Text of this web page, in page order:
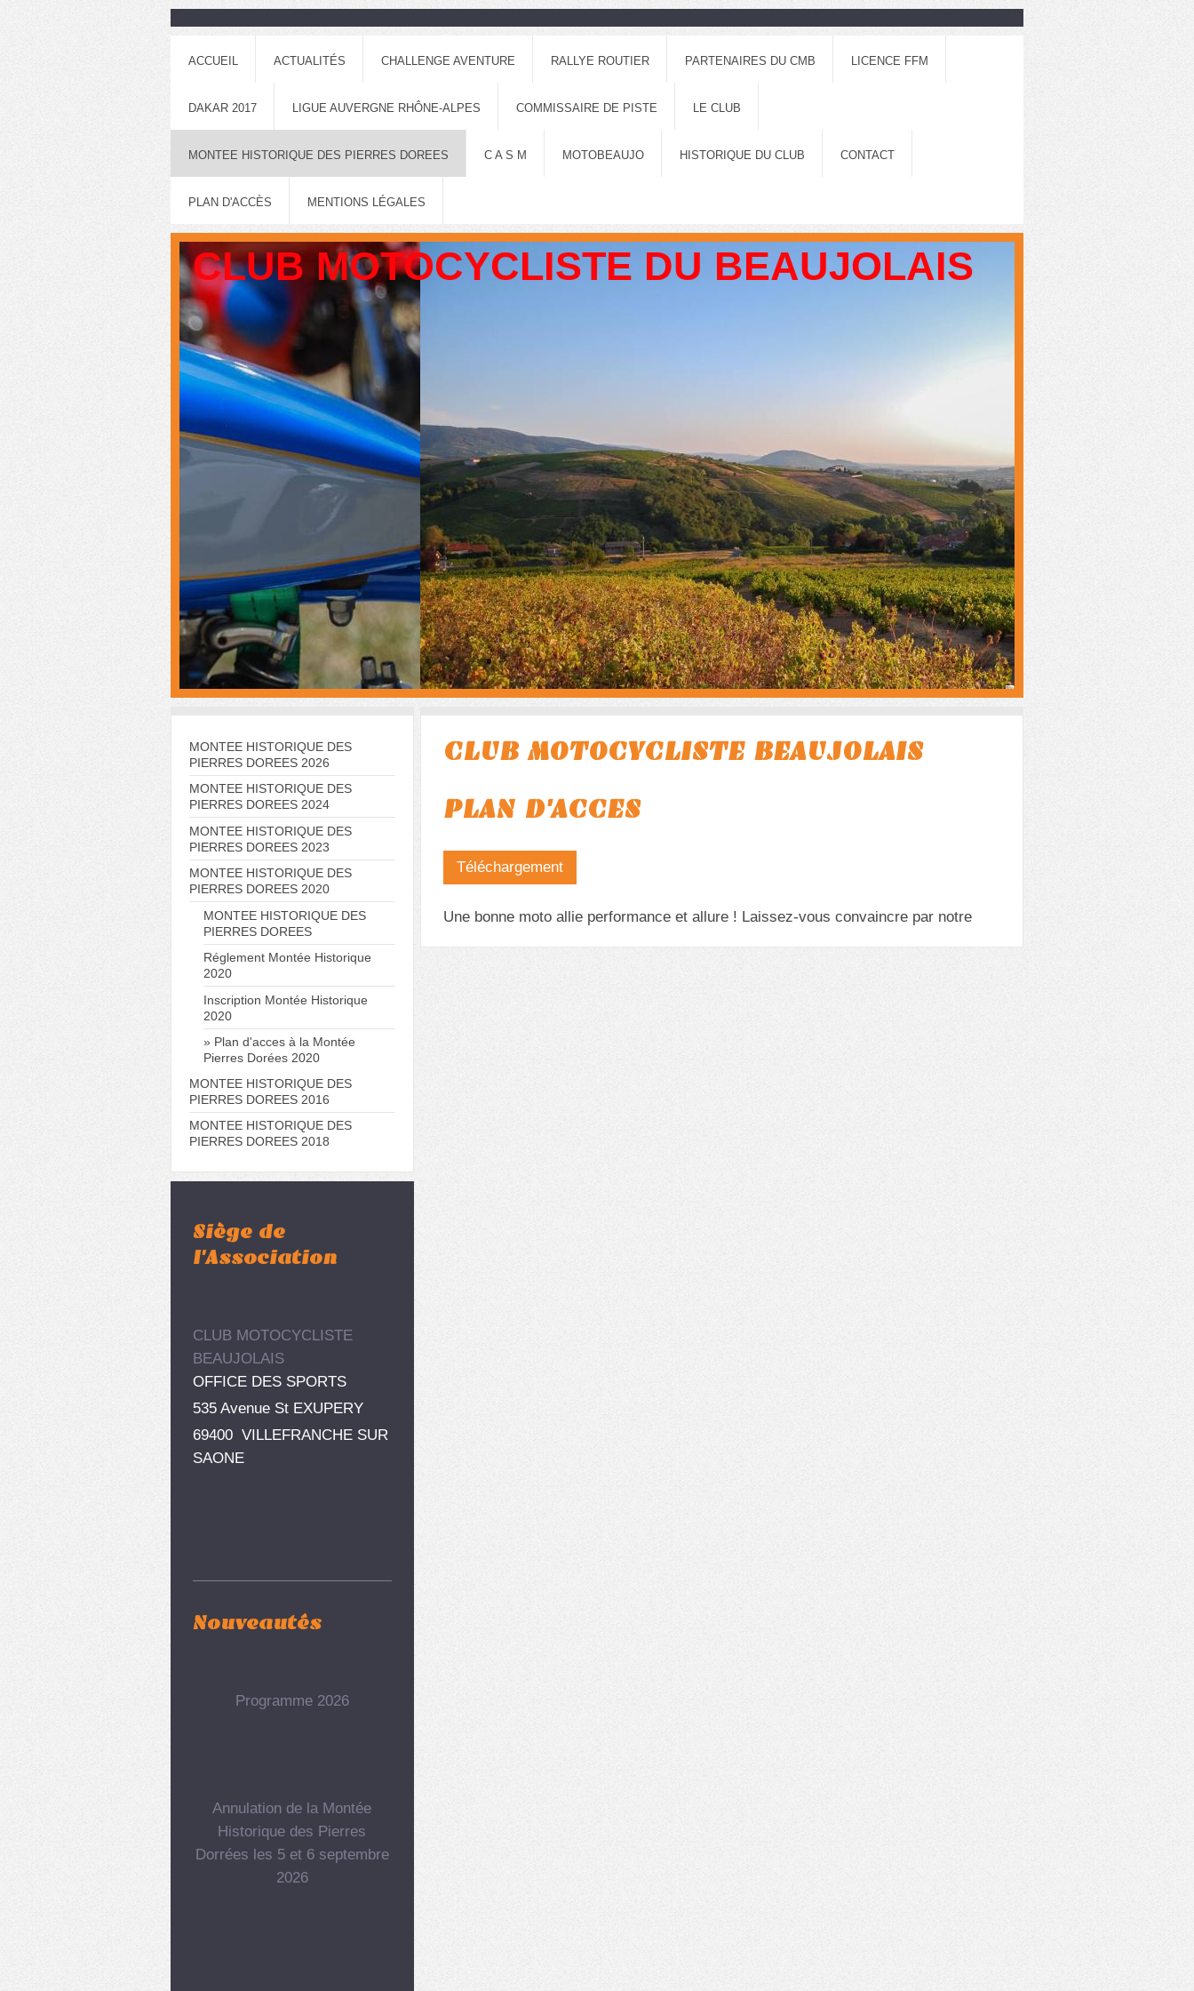
ACCUEIL ACTUALITÉS CHALLENGE AVENTURE RALLYE ROUTIER PARTENAIRES DU CMB LICENCE FFM
DAKAR 2017 LIGUE AUVERGNE RHÔNE-ALPES COMMISSAIRE DE PISTE LE CLUB
MONTEE HISTORIQUE DES PIERRES DOREES C A S M MOTOBEAUJO HISTORIQUE DU CLUB CONTACT
PLAN D'ACCÈS MENTIONS LÉGALES
CLUB MOTOCYCLISTE DU BEAUJOLAIS
CLUB MOTOCYCLISTE BEAUJOLAIS
PLAN D'ACCES
Téléchargement
Une bonne moto allie performance et allure ! Laissez-vous convaincre par notre
MONTEE HISTORIQUE DES
PIERRES DOREES 2026
MONTEE HISTORIQUE DES
PIERRES DOREES 2024
MONTEE HISTORIQUE DES
PIERRES DOREES 2023
MONTEE HISTORIQUE DES
PIERRES DOREES 2020
MONTEE HISTORIQUE DES
PIERRES DOREES
Réglement Montée Historique
2020
Inscription Montée Historique
2020
Plan d'acces à la Montée
Pierres Dorées 2020
MONTEE HISTORIQUE DES
PIERRES DOREES 2016
MONTEE HISTORIQUE DES
PIERRES DOREES 2018
Siège de
l'Association
CLUB MOTOCYCLISTE
BEAUJOLAIS
OFFICE DES SPORTS
535 Avenue St EXUPERY
69400 VILLEFRANCHE SUR
SAONE
Nouveautés
Programme 2026
Annulation de la Montée
Historique des Pierres
Dorrées les 5 et 6 septembre
2026